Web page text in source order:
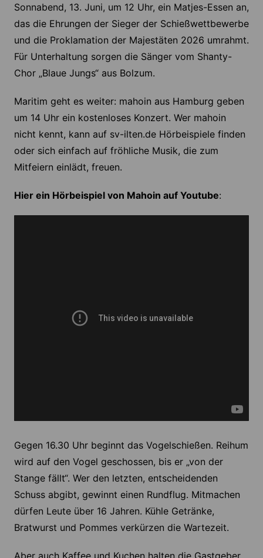
Sonnabend, 13. Juni, um 12 Uhr, ein Matjes-Essen an,
das die Ehrungen der Sieger der Schießwettbewerbe
und die Proklamation der Majestäten 2026 umrahmt.
Für Unterhaltung sorgen die Sänger vom Shanty-
Chor „Blaue Jungs“ aus Bolzum.
Maritim geht es weiter: mahoin aus Hamburg geben
um 14 Uhr ein kostenloses Konzert. Wer mahoin
nicht kennt, kann auf sv-ilten.de Hörbeispiele finden
oder sich einfach auf fröhliche Musik, die zum
Mitfeiern einlädt, freuen.
Hier ein Hörbeispiel von Mahoin auf Youtube:
Gegen 16.30 Uhr beginnt das Vogelschießen. Reihum
wird auf den Vogel geschossen, bis er „von der
Stange fällt“. Wer den letzten, entscheidenden
Schuss abgibt, gewinnt einen Rundflug. Mitmachen
dürfen Leute über 16 Jahren. Kühle Getränke,
Bratwurst und Pommes verkürzen die Wartezeit.
Aber auch Kaffee und Kuchen halten die Gastgeber